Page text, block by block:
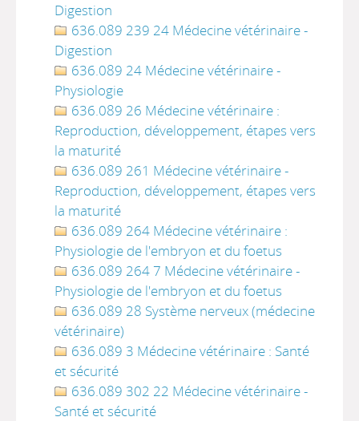
Digestion
636.089 239 24 Médecine vétérinaire -
Digestion
636.089 24 Médecine vétérinaire -
Physiologie
636.089 26 Médecine vétérinaire :
Reproduction, développement, étapes vers
la maturité
636.089 261 Médecine vétérinaire -
Reproduction, développement, étapes vers
la maturité
636.089 264 Médecine vétérinaire :
Physiologie de l'embryon et du foetus
636.089 264 7 Médecine vétérinaire -
Physiologie de l'embryon et du foetus
636.089 28 Système nerveux (médecine
vétérinaire)
636.089 3 Médecine vétérinaire : Santé
et sécurité
636.089 302 22 Médecine vétérinaire -
Santé et sécurité